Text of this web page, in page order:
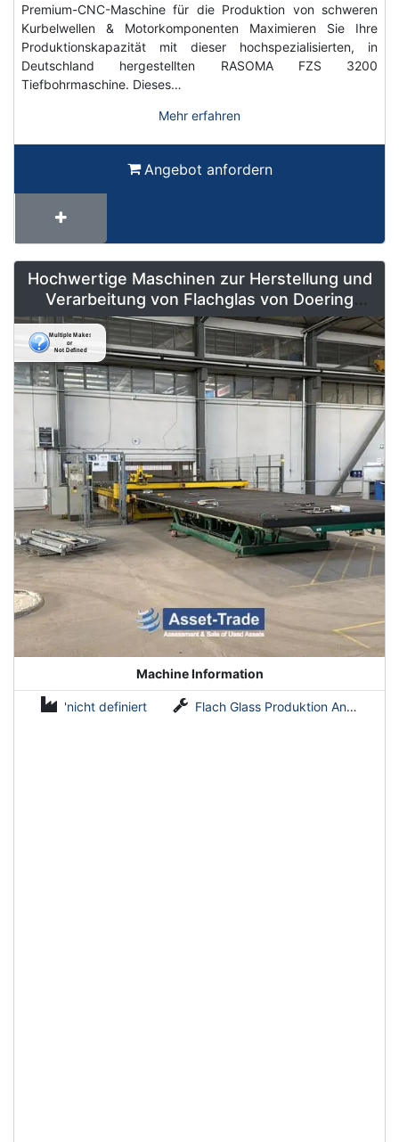
Premium-CNC-Maschine für die Produktion von schweren
Kurbelwellen & Motorkomponenten Maximieren Sie Ihre
Produktionskapazität mit dieser hochspezialisierten, in
Deutschland hergestellten RASOMA FZS 3200
Tiefbohrmaschine. Dieses…
Mehr erfahren
Angebot anfordern
Hochwertige Maschinen zur Herstellung und
Verarbeitung von Flachglas von Doering
Radeburg – Weltweit erhältlich
Machine Information
'nicht definiert Flach Glass Produktion Anlagen